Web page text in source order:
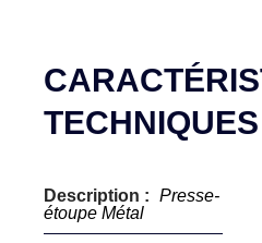
TECHNIQUES
Description : Presse-
étoupe Métal